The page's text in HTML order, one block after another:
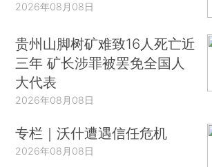
2026年08月08日
贵州山脚树矿难致16人死亡近
三年 矿长涉罪被罢免全国人
大代表
2026年08月08日
专栏｜沃什遭遇信任危机
2026年08月08日